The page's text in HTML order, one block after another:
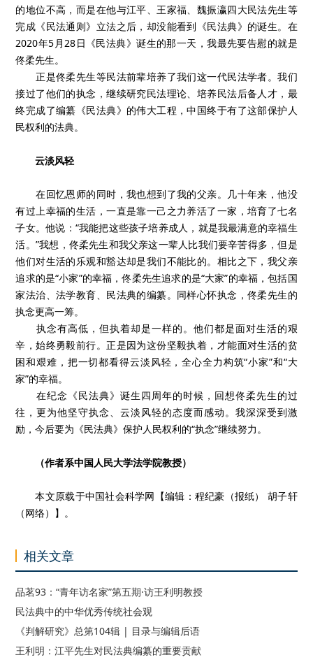
的地位不高，而是在他与江平、王家福、魏振瀛四大民法先生等
完成《民法通则》立法之后，却没能看到《民法典》的诞生。在
2020年5月28日《民法典》诞生的那一天，我最先要告慰的就是
佟柔先生。
正是佟柔先生等民法前辈培养了我们这一代民法学者。我们
接过了他们的执念，继续研究民法理论、培养民法后备人才，最
终完成了编纂《民法典》的伟大工程，中国终于有了这部保护人
民权利的法典。
云淡风轻
在回忆恩师的同时，我也想到了我的父亲。几十年来，他没
有过上幸福的生活，一直是靠一己之力养活了一家，培育了七名
子女。他说：“我能把这些孩子培养成人，就是我最满意的幸福生
活。”我想，佟柔先生和我父亲这一辈人比我们要辛苦得多，但是
他们对生活的乐观和豁达却是我们不能比的。相比之下，我父亲
追求的是“小家”的幸福，佟柔先生追求的是“大家”的幸福，包括国
家法治、法学教育、民法典的编纂。同样心怀执念，佟柔先生的
执念更高一筹。
执念有高低，但执着却是一样的。他们都是面对生活的艰
辛，始终勇毅前行。正是因为这份坚毅执着，才能面对生活的贫
困和艰难，把一切都看得云淡风轻，全心全力构筑“小家”和“大
家”的幸福。
在纪念《民法典》诞生四周年的时候，回想佟柔先生的过
往，更为他坚守执念、云淡风轻的态度而感动。我深深受到激
励，今后要为《民法典》保护人民权利的“执念”继续努力。
（作者系中国人民大学法学院教授）
本文原载于中国社会科学网【编辑：程纪豪（报纸） 胡子轩
（网络）】。
相关文章
品茗93：“青年访名家”第五期·访王利明教授
民法典中的中华优秀传统社会观
《判解研究》总第104辑 | 目录与编辑后语
王利明：江平先生对民法典编纂的重要贡献